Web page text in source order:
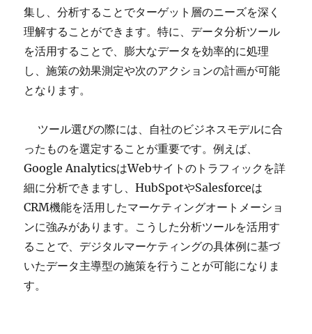
集し、分析することでターゲット層のニーズを深く
理解することができます。特に、データ分析ツール
を活用することで、膨大なデータを効率的に処理
し、施策の効果測定や次のアクションの計画が可能
となります。
ツール選びの際には、自社のビジネスモデルに合
ったものを選定することが重要です。例えば、
Google AnalyticsはWebサイトのトラフィックを詳
細に分析できますし、HubSpotやSalesforceは
CRM機能を活用したマーケティングオートメーショ
ンに強みがあります。こうした分析ツールを活用す
ることで、デジタルマーケティングの具体例に基づ
いたデータ主導型の施策を行うことが可能になりま
す。